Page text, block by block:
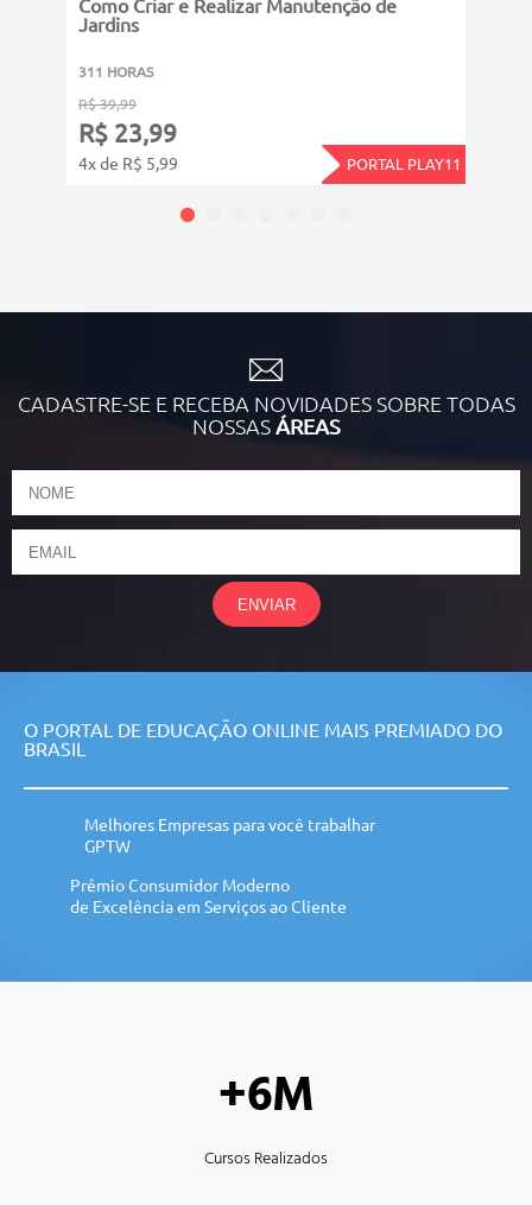
Como Criar e Realizar Manutenção de
Jardins
311 HORAS
R$ 39,99
R$ 23,99
4x de R$ 5,99 PORTAL PLAY11
CADASTRE-SE E RECEBA NOVIDADES SOBRE TODAS
NOSSAS ÁREAS
ENVIAR
O PORTAL DE EDUCAÇÃO ONLINE MAIS PREMIADO DO
BRASIL
Melhores Empresas para você trabalhar
GPTW
Prêmio Consumidor Moderno
de Excelência em Serviços ao Cliente
+6M
Cursos Realizados